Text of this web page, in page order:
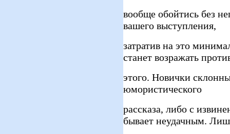
вообще обойтись без
вашего выступления,
затратив на это
станет возражать
этого. Новички
юмористического
рассказа, либо с
бывает неудачным.